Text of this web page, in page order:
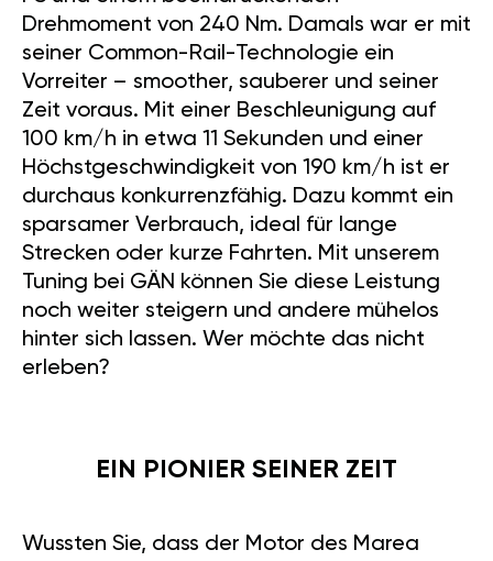
Drehmoment von 240 Nm. Damals war er mit
seiner Common-Rail-Technologie ein
Vorreiter – smoother, sauberer und seiner
Zeit voraus. Mit einer Beschleunigung auf
100 km/h in etwa 11 Sekunden und einer
Höchstgeschwindigkeit von 190 km/h ist er
durchaus konkurrenzfähig. Dazu kommt ein
sparsamer Verbrauch, ideal für lange
Strecken oder kurze Fahrten. Mit unserem
Tuning bei GÄN können Sie diese Leistung
noch weiter steigern und andere mühelos
hinter sich lassen. Wer möchte das nicht
erleben?
EIN PIONIER SEINER ZEIT
Wussten Sie, dass der Motor des Marea